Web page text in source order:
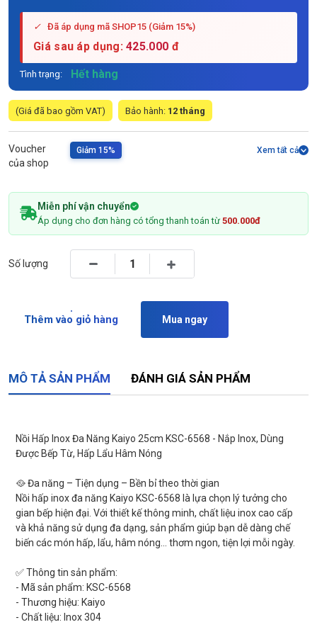
✓ Đã áp dụng mã SHOP15 (Giảm 15%)
Giá sau áp dụng:425.000 đ
Tình trạng: Hết hàng
(Giá đã bao gồm VAT) Bảo hành: 12 tháng
Voucher
của shop
Giảm 15% Xem tất cả
Miễn phí vận chuyển
Áp dụng cho đơn hàng có tổng thanh toán từ 500.000đ
Số lượng
Thêm vào giỏ hàng Mua ngay
MÔ TẢ SẢN PHẨM ĐÁNH GIÁ SẢN PHẨM
Nồi Hấp Inox Đa Năng Kaiyo 25cm KSC-6568 - Nắp Inox, Dùng
Được Bếp Từ, Hấp Lẩu Hâm Nóng
🥘 Đa năng – Tiện dụng – Bền bỉ theo thời gian
Nồi hấp inox đa năng Kaiyo KSC-6568 là lựa chọn lý tưởng cho
gian bếp hiện đại. Với thiết kế thông minh, chất liệu inox cao cấp
và khả năng sử dụng đa dạng, sản phẩm giúp bạn dễ dàng chế
biến các món hấp, lẩu, hâm nóng… thơm ngon, tiện lợi mỗi ngày.
✅ Thông tin sản phẩm:
- Mã sản phẩm: KSC-6568
- Thương hiệu: Kaiyo
- Chất liệu: Inox 304